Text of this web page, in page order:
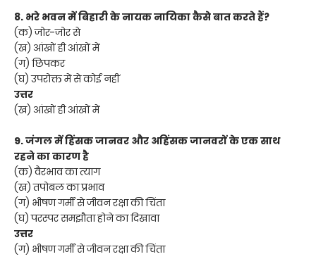
8. भरे भवन में बिहारी के नायक नायिका कैसे बात करते हैं?
(क) जोर-जोर से
(ख) आंखों ही आंखों में
(ग) छिपकर
(घ) उपरोक्त में से कोई नहीं
उत्तर
(ख) आंखों ही आंखों में
9. जंगल में हिंसक जानवर और अहिंसक जानवरों के एक साथ
रहने का कारण है
(क) वैरभाव का त्याग
(ख) तपोबल का प्रभाव
(ग) भीषण गर्मी से जीवन रक्षा की चिंता
(घ) परस्पर समझौता होने का दिखावा
उत्तर
(ग) भीषण गर्मी से जीवन रक्षा की चिंता